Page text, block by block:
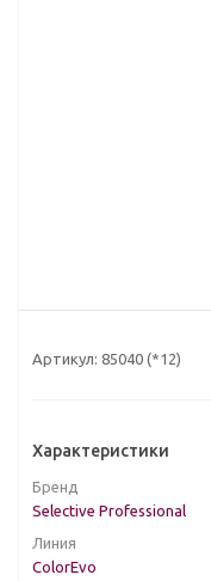
Артикул: 85040 (*12)
Характеристики
Бренд
Selective Professional
Линия
ColorEvo